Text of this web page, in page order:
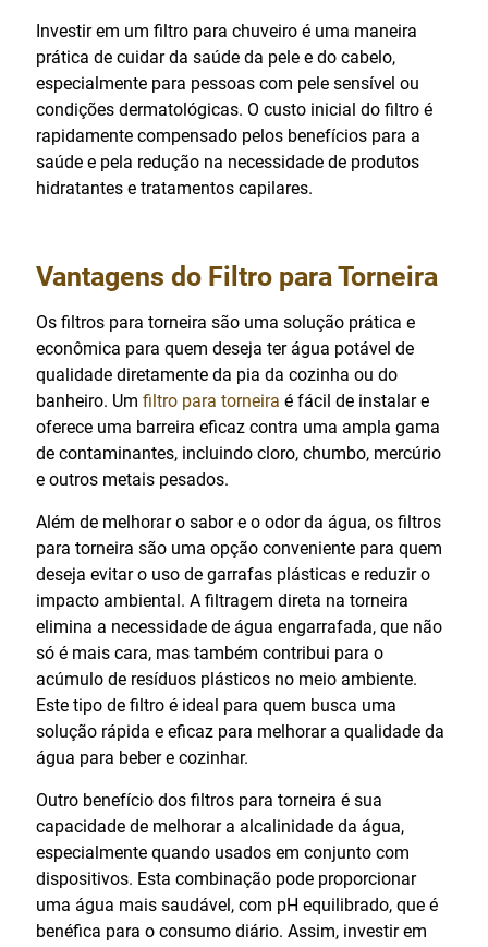
Investir em um filtro para chuveiro é uma maneira
prática de cuidar da saúde da pele e do cabelo,
especialmente para pessoas com pele sensível ou
condições dermatológicas. O custo inicial do filtro é
rapidamente compensado pelos benefícios para a
saúde e pela redução na necessidade de produtos
hidratantes e tratamentos capilares.
Vantagens do Filtro para Torneira
Os filtros para torneira são uma solução prática e
econômica para quem deseja ter água potável de
qualidade diretamente da pia da cozinha ou do
banheiro. Um filtro para torneira é fácil de instalar e
oferece uma barreira eficaz contra uma ampla gama
de contaminantes, incluindo cloro, chumbo, mercúrio
e outros metais pesados.
Além de melhorar o sabor e o odor da água, os filtros
para torneira são uma opção conveniente para quem
deseja evitar o uso de garrafas plásticas e reduzir o
impacto ambiental. A filtragem direta na torneira
elimina a necessidade de água engarrafada, que não
só é mais cara, mas também contribui para o
acúmulo de resíduos plásticos no meio ambiente.
Este tipo de filtro é ideal para quem busca uma
solução rápida e eficaz para melhorar a qualidade da
água para beber e cozinhar.
Outro benefício dos filtros para torneira é sua
capacidade de melhorar a alcalinidade da água,
especialmente quando usados em conjunto com
dispositivos. Esta combinação pode proporcionar
uma água mais saudável, com pH equilibrado, que é
benéfica para o consumo diário. Assim, investir em